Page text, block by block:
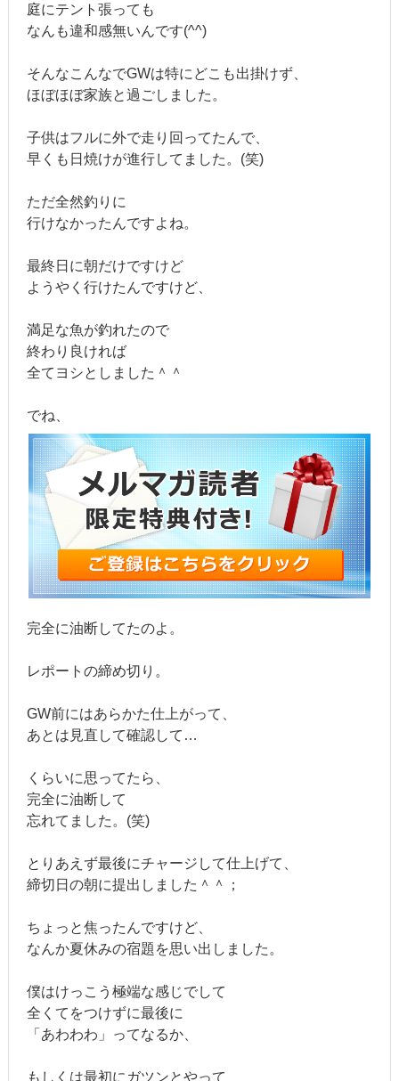
庭にテント張っても
なんも違和感無いんです(^^)
そんなこんなでGWは特にどこも出掛けず、
ほぼほぼ家族と過ごしました。
子供はフルに外で走り回ってたんで、
早くも日焼けが進行してました。(笑)
ただ全然釣りに
行けなかったんですよね。
最終日に朝だけですけど
ようやく行けたんですけど、
満足な魚が釣れたので
終わり良ければ
全てヨシとしました＾＾
でね、
完全に油断してたのよ。
レポートの締め切り。
GW前にはあらかた仕上がって、
あとは見直して確認して…
くらいに思ってたら、
完全に油断して
忘れてました。(笑)
とりあえず最後にチャージして仕上げて、
締切日の朝に提出しました＾＾；
ちょっと焦ったんですけど、
なんか夏休みの宿題を思い出しました。
僕はけっこう極端な感じでして
全くてをつけずに最後に
「あわわわ」ってなるか、
もしくは最初にガツンとやって